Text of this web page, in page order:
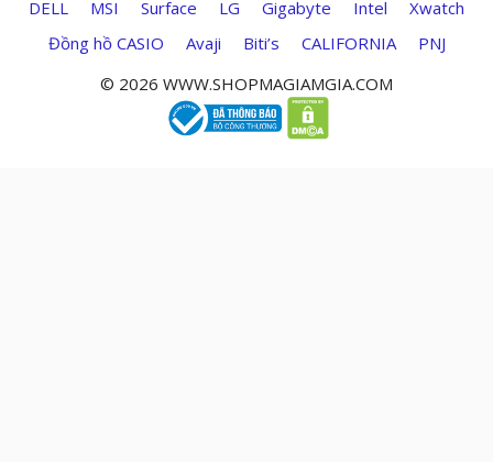
DELL MSI Surface LG Gigabyte Intel
Xwatch
Đồng hồ CASIO
Avaji Biti’s CALIFORNIA
PNJ
© 2026 WWW.SHOPMAGIAMGIA.COM